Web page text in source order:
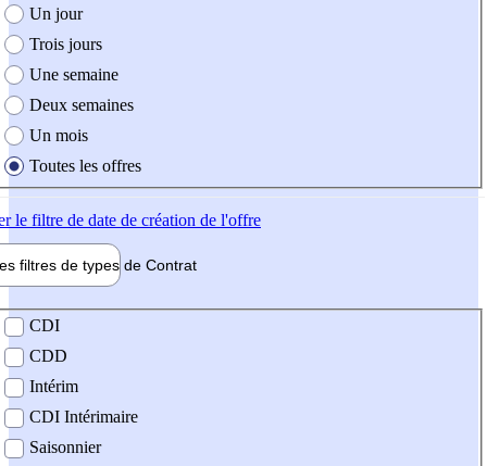
création de l'offre
Un jour
Trois jours
Une semaine
Deux semaines
Un mois
Toutes les offres
le filtre de date de création de l'offre
filtres de types de Contrat
contrat
CDI
CDD
Intérim
CDI Intérimaire
Saisonnier